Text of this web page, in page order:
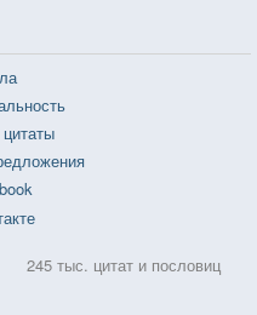
245 тыс. цитат и пословиц